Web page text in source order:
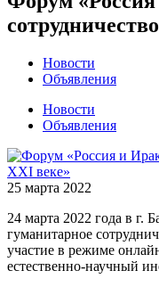
Новости
Объявления
Новости
Объявления
25 марта 2022
24 марта 2022 года в г.
гуманитарное
участие в режиме
естественно-научный